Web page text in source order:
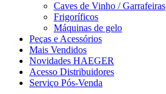
Caves de Vinho / Garrafeiras
Frigoríficos
Máquinas de gelo
Peças e Acessórios
Mais Vendidos
Novidades HAEGER
Acesso Distribuidores
Serviço Pós-Venda